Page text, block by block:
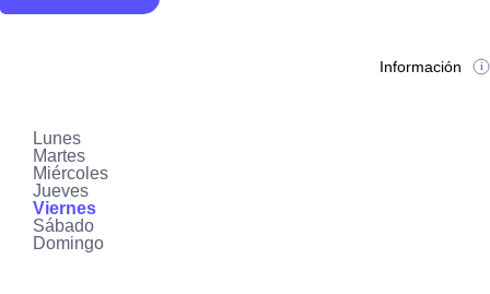
Información
Lunes
Martes
Miércoles
Jueves
Viernes
Sábado
Domingo